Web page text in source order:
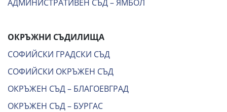
АДМИНИСТРАТИВЕН СЪД – ЯМБОЛ
ОКРЪЖНИ СЪДИЛИЩА
СОФИЙСКИ ГРАДСКИ СЪД
СОФИЙСКИ ОКРЪЖЕН СЪД
ОКРЪЖЕН СЪД – БЛАГОЕВГРАД
ОКРЪЖЕН СЪД – БУРГАС